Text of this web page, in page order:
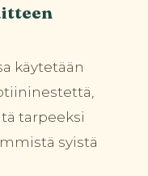
käytetään
tarpeeksi
syistä